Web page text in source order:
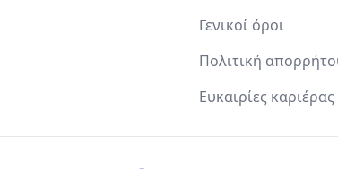
Γενικοί όροι
Πολιτική
Ευκαιρίες καριέρας